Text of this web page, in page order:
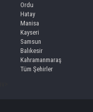
Ordu
Hatay
Manisa
Kayseri
Samsun
Balıkesir
Kahramanmaraş
Tüm Şehirler